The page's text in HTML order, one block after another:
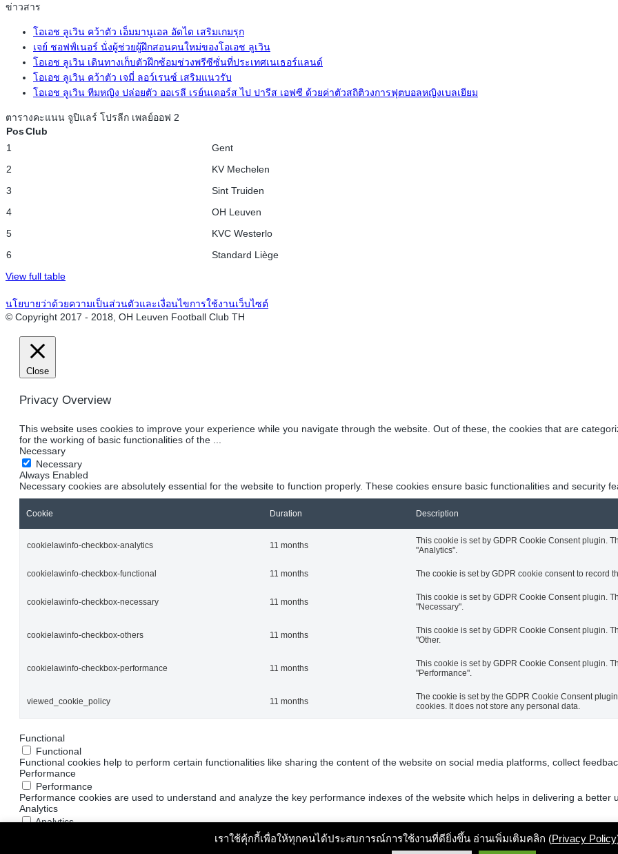
ข่าวสาร
โอเอช ลูเวิน คว้าตัว เอ็มมานูเอล อัดได เสริมเกมรุก
เจย์ ชอฟฟ์เนอร์ นั่งผู้ช่วยผู้ฝึกสอนคนใหม่ของโอเอช ลูเวิน
โอเอช ลูเวิน เดินทางเก็บตัวฝึกซ้อมช่วงพรีซีซั่นที่ประเทศเนเธอร์แลนด์
โอเอช ลูเวิน คว้าตัว เจมี่ ลอว์เรนซ์ เสริมแนวรับ
โอเอช ลูเวิน ทีมหญิง ปล่อยตัว ออเรลี เรย์นเดอร์ส ไป ปารีส เอฟซี ด้วยค่าตัวสถิติวงการฟุตบอลหญิงเบลเยียม
ตารางคะแนน จูปิแลร์ โปรลีก เพลย์ออฟ 2
PosClub
1
Gent
2
KV Mechelen
3
Sint Truiden
4
OH Leuven
5
KVC Westerlo
6
Standard Liège
View full table
นโยบายว่าด้วยความเป็นส่วนตัวและเงื่อนไขการใช้งานเว็บไซต์
© Copyright 2017 - 2018, OH Leuven Football Club TH
เราใช้คุ้กกี้เพื่อให้ทุกคนได้ประสบการณ์การใช้งานที่ดียิ่งขึ้น อ่านเพิ่มเติมคลิก (Privacy Policy
Close
Privacy Overview
This website uses cookies to improve your experience while you navigate through the website. Out of these, the cookies that are
for the working of basic functionalities of the
Necessary
Necessary
Always Enabled
Necessary cookies are absolutely essential for the website to function properly. These cookies ensure basic functionalities and security
Cookie Duration Description
cookielawinfo-checkbox-analytics 11 months
This cookie is set by GDPR Cookie Consent plugin.
"Analytics".
cookielawinfo-checkbox-functional 11 months The cookie is set by GDPR cookie consent to record
cookielawinfo-checkbox-necessary 11 months
This cookie is set by GDPR Cookie Consent plugin.
"Necessary".
cookielawinfo-checkbox-others 11 months
This cookie is set by GDPR Cookie Consent plugin.
"Other.
cookielawinfo-checkbox-performance 11 months
This cookie is set by GDPR Cookie Consent plugin.
"Performance".
viewed_cookie_policy 11 months
The cookie is set by the GDPR Cookie Consent
cookies. It does not store any personal data.
Functional
Functional
Functional cookies help to perform certain functionalities like sharing the content of the website on social media platforms, collect
Performance
Performance
Performance cookies are used to understand and analyze the key performance indexes of the website which helps in delivering a better
Analytics
Analytics
Analytical cookies are used to understand how visitors interact with the website. These cookies help provide information on metrics the